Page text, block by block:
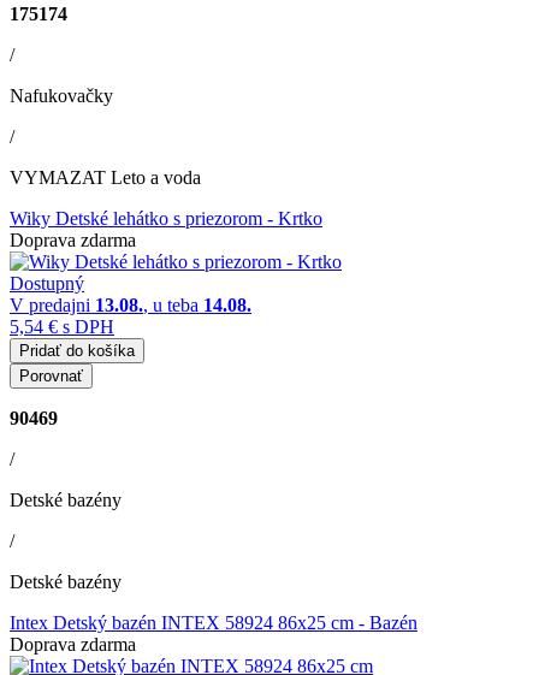
175174
/
Nafukovačky
/
VYMAZAT Leto a voda
Wiky Detské lehátko s priezorom - Krtko
Doprava zdarma
Dostupný
V predajni 13.08., u teba 14.08.
5,54 € s DPH
Pridať do košíka
Porovnať
90469
/
Detské bazény
/
Detské bazény
Intex Detský bazén INTEX 58924 86x25 cm - Bazén
Doprava zdarma